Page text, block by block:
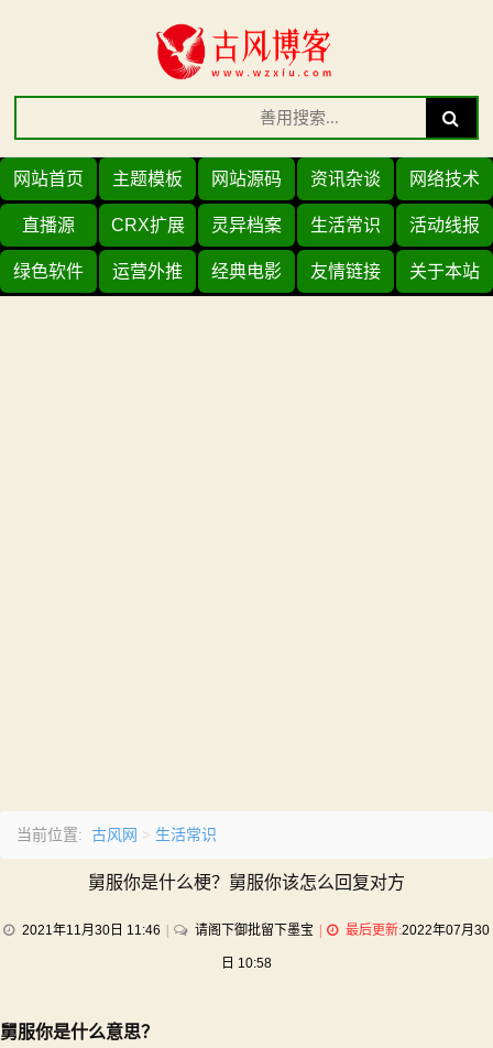
Search
for:
Search
网站首页 主题模板 网站源码 资讯杂谈 网络技术
直播源 CRX扩展 灵异档案 生活常识 活动线报
绿色软件 运营外推 经典电影 友情链接 关于本站
当前位置: 古风网 > 生活常识
舅服你是什么梗？舅服你该怎么回复对方
2021年11月30日 11:46 请阁下御批留下墨宝 on
最后更新:2022年07月30
日 10:58
舅服你是什么意思？